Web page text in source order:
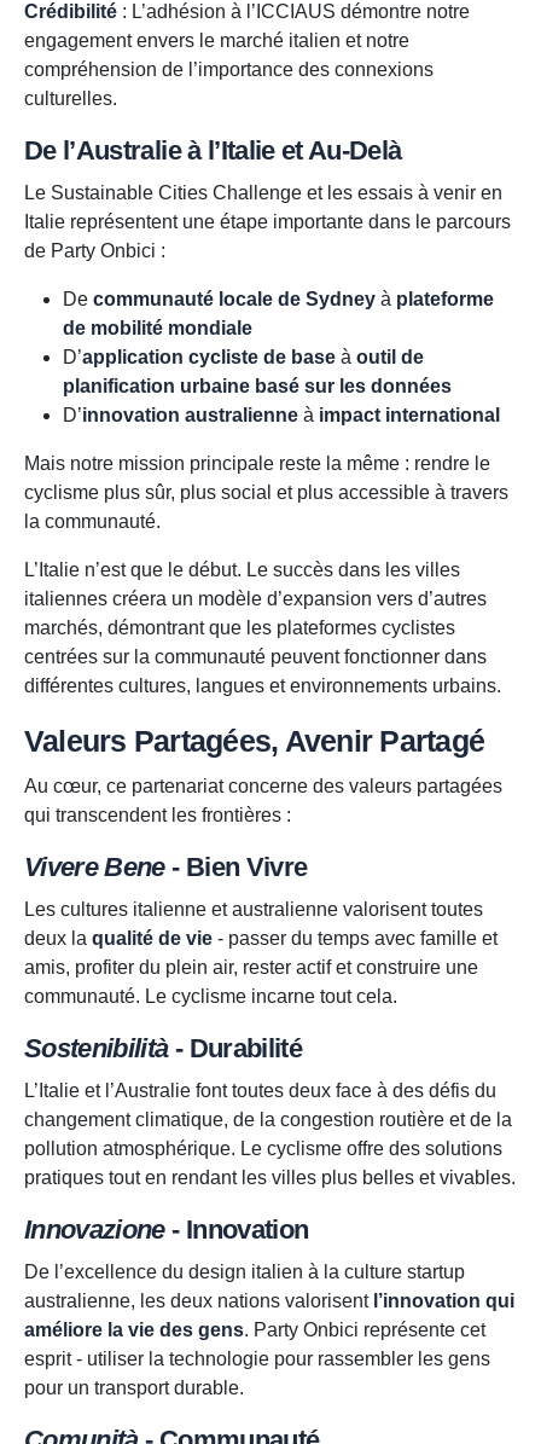
Crédibilité : L’adhésion à l’ICCIAUS démontre notre
engagement envers le marché italien et notre
compréhension de l’importance des connexions
culturelles.
De l’Australie à l’Italie et Au-Delà
Le Sustainable Cities Challenge et les essais à venir en
Italie représentent une étape importante dans le parcours
de Party Onbici :
De communauté locale de Sydney à plateforme
de mobilité mondiale
D’application cycliste de base à outil de
planification urbaine basé sur les données
D’innovation australienne à impact international
Mais notre mission principale reste la même : rendre le
cyclisme plus sûr, plus social et plus accessible à travers
la communauté.
L’Italie n’est que le début. Le succès dans les villes
italiennes créera un modèle d’expansion vers d’autres
marchés, démontrant que les plateformes cyclistes
centrées sur la communauté peuvent fonctionner dans
différentes cultures, langues et environnements urbains.
Valeurs Partagées, Avenir Partagé
Au cœur, ce partenariat concerne des valeurs partagées
qui transcendent les frontières :
Vivere Bene- Bien Vivre
Les cultures italienne et australienne valorisent toutes
deux la qualité de vie - passer du temps avec famille et
amis, profiter du plein air, rester actif et construire une
communauté. Le cyclisme incarne tout cela.
Sostenibilità- Durabilité
L’Italie et l’Australie font toutes deux face à des défis du
changement climatique, de la congestion routière et de la
pollution atmosphérique. Le cyclisme offre des solutions
pratiques tout en rendant les villes plus belles et vivables.
Innovazione- Innovation
De l’excellence du design italien à la culture startup
australienne, les deux nations valorisent l’innovation qui
améliore la vie des gens. Party Onbici représente cet
esprit - utiliser la technologie pour rassembler les gens
pour un transport durable.